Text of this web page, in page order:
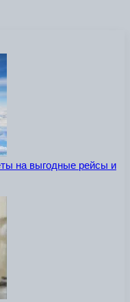
на выгодные рейсы и